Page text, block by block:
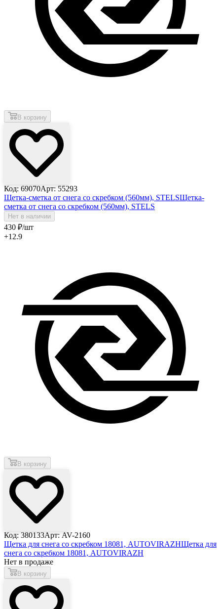
В корзину
Код: 69070Арт: 55293
Щетка-сметка от снега со скребком (560мм), STELSЩетка-
сметка от снега со скребком (560мм), STELS
Нет в наличии
430 ₽/шт
+12.9
В корзину
Код: 380133Арт: AV-2160
Щетка для снега со скребком 18081, AUTOVIRAZHЩетка для
снега со скребком 18081, AUTOVIRAZH
Нет в продаже
В корзину